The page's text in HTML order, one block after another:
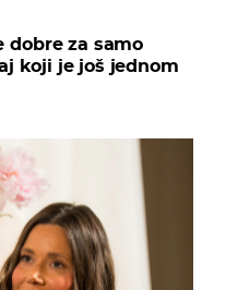
dobre za samo
koji je još jednom